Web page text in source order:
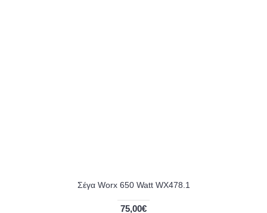
Σέγα Worx 650 Watt WX478.1
75,00€